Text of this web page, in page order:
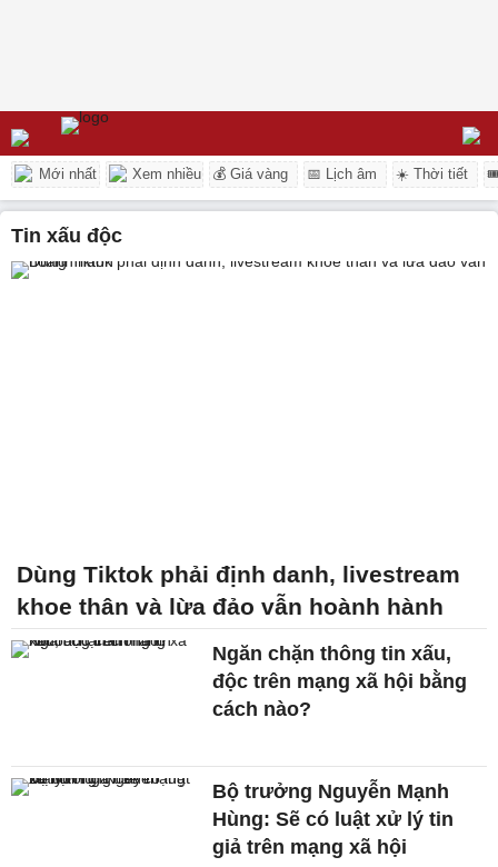
Mới nhất Xem nhiều 💰 Giá vàng 📅 Lịch âm ☀️ Thời tiết
tin xấu độc
Dùng Tiktok phải định danh, livestream
khoe thân và lừa đảo vẫn hoành hành
Ngăn chặn thông tin xấu,
độc trên mạng xã hội bằng
cách nào?
Bộ trưởng Nguyễn Mạnh
Hùng: Sẽ có luật xử lý tin
giả trên mạng xã hội